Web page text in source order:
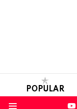
POPULAR